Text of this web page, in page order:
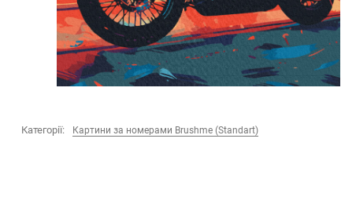
Категорії: Картини за номерами Brushme (Standart)